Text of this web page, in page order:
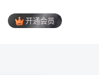
开通会员